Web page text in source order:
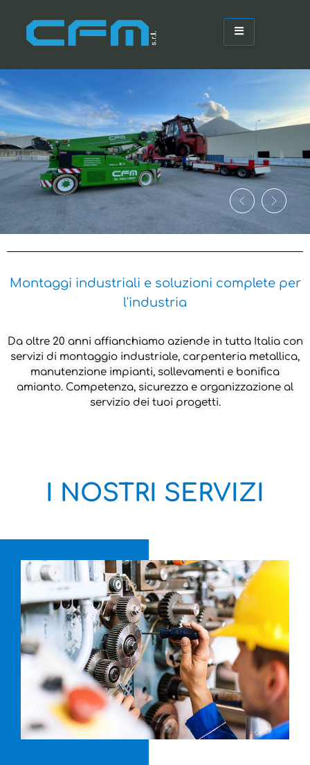
Montaggi industriali e soluzioni complete per
l'industria
Da oltre 20 anni affianchiamo aziende in tutta Italia con
servizi di montaggio industriale, carpenteria metallica,
manutenzione impianti, sollevamenti e bonifica
amianto. Competenza, sicurezza e organizzazione al
servizio dei tuoi progetti.
I NOSTRI SERVIZI